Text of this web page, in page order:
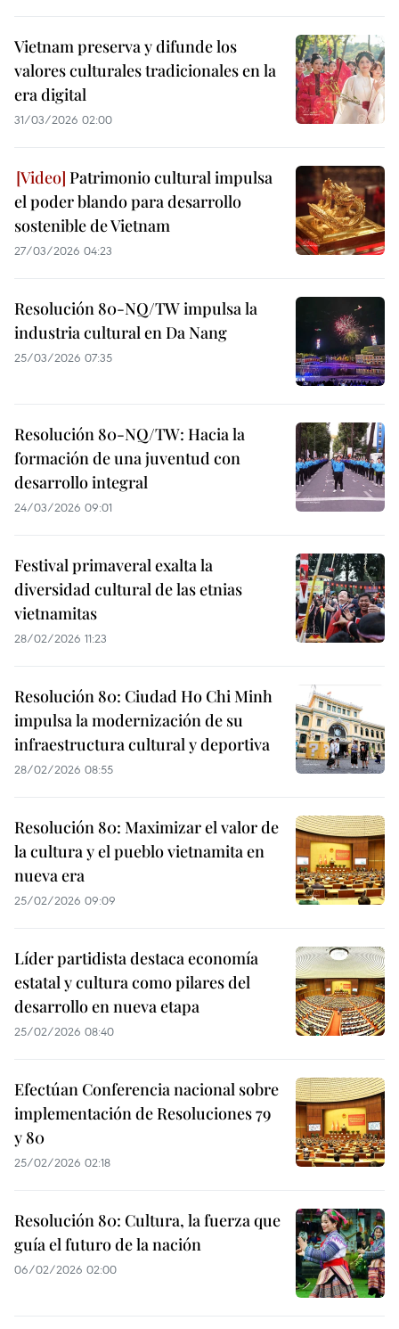
Vietnam preserva y difunde los
valores culturales tradicionales en la
era digital
31/03/2026 02:00
Patrimonio cultural impulsa
el poder blando para desarrollo
sostenible de Vietnam
27/03/2026 04:23
Resolución 80-NQ/TW impulsa la
industria cultural en Da Nang
25/03/2026 07:35
Resolución 80-NQ/TW: Hacia la
formación de una juventud con
desarrollo integral
24/03/2026 09:01
Festival primaveral exalta la
diversidad cultural de las etnias
vietnamitas
28/02/2026 11:23
Resolución 80: Ciudad Ho Chi Minh
impulsa la modernización de su
infraestructura cultural y deportiva
28/02/2026 08:55
Resolución 80: Maximizar el valor de
la cultura y el pueblo vietnamita en
nueva era
25/02/2026 09:09
Líder partidista destaca economía
estatal y cultura como pilares del
desarrollo en nueva etapa
25/02/2026 08:40
Efectúan Conferencia nacional sobre
implementación de Resoluciones 79
y 80
25/02/2026 02:18
Resolución 80: Cultura, la fuerza que
guía el futuro de la nación
06/02/2026 02:00